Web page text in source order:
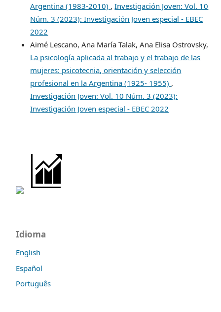
Argentina (1983-2010) ,Investigación Joven: Vol. 10
Núm. 3 (2023): Investigación Joven especial - EBEC
2022
Aimé Lescano, Ana María Talak, Ana Elisa Ostrovsky,
La psicología aplicada al trabajo y el trabajo de las
mujeres: psicotecnia, orientación y selección
profesional en la Argentina (1925- 1955) ,
Investigación Joven: Vol. 10 Núm. 3 (2023):
Investigación Joven especial - EBEC 2022
Idioma
English
Español
Português